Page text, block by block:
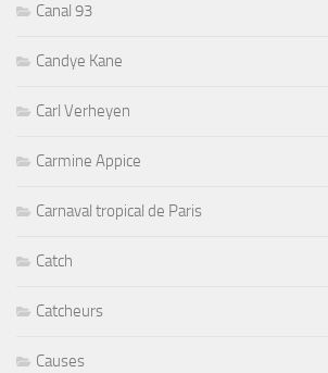
Canal 93
Candye Kane
Carl Verheyen
Carmine Appice
Carnaval tropical de Paris
Catch
Catcheurs
Causes